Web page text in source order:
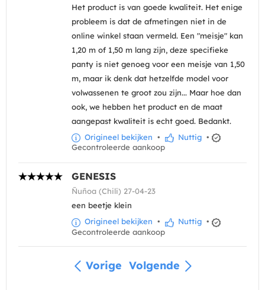
Het product is van goede kwaliteit. Het enige
probleem is dat de afmetingen niet in de
online winkel staan vermeld. Een "meisje" kan
1,20 m of 1,50 m lang zijn, deze specifieke
panty is niet genoeg voor een meisje van 1,50
m, maar ik denk dat hetzelfde model voor
volwassenen te groot zou zijn... Maar hoe dan
ook, we hebben het product en de maat
aangepast kwaliteit is echt goed. Bedankt.
Origineel bekijken • Nuttig •
Gecontroleerde aankoop
GENESIS
Ñuñoa (Chili) 27-04-23
een beetje klein
Origineel bekijken • Nuttig •
Gecontroleerde aankoop
Vorige Volgende